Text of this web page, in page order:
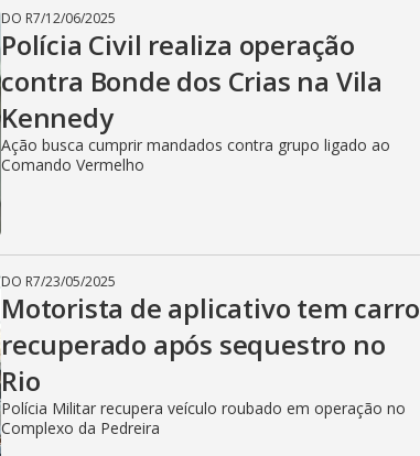
DO R7/12/06/2025
Polícia Civil realiza operação
contra Bonde dos Crias na Vila
Kennedy
Ação busca cumprir mandados contra grupo ligado ao
Comando Vermelho
DO R7/23/05/2025
Motorista de aplicativo tem carro
recuperado após sequestro no
Rio
Polícia Militar recupera veículo roubado em operação no
Complexo da Pedreira